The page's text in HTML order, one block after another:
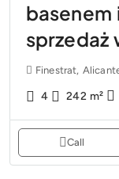
basenem
sprzedaż
Finestrat,
4 242 m²
Call